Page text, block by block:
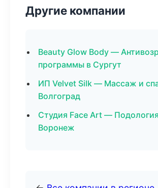
Другие компании
Beauty Glow Body —
программы в Сургут
ИП Velvet Silk — Массаж и
Волгоград
Студия Face Art —
Воронеж